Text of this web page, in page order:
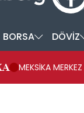
BORSA DÖVİZ
MEKSİKA